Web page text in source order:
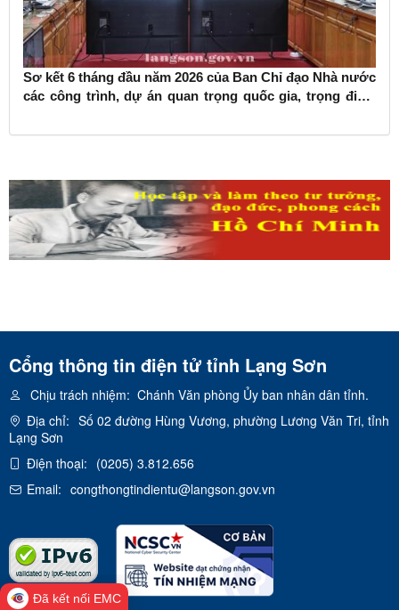
Sơ kết 6 tháng đầu năm 2026 của Ban Chỉ đạo Nhà nước
các công trình, dự án quan trọng quốc gia, trọng điểm
Cổng thông tin điện tử tỉnh Lạng Sơn
Chịu trách nhiệm: Chánh Văn phòng Ủy ban nhân dân tỉnh.
Địa chỉ: Số 02 đường Hùng Vương, phường Lương Văn Tri, tỉnh
Lạng Sơn
Điện thoại: (0205) 3.812.656
Email: congthongtindientu@langson.gov.vn
Đã kết nối EMC